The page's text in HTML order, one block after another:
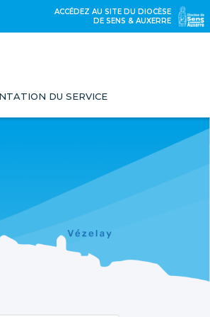
ACCÉDEZ AU SITE DU DIOCÈSE
DE SENS & AUXERRE
DU SERVICE